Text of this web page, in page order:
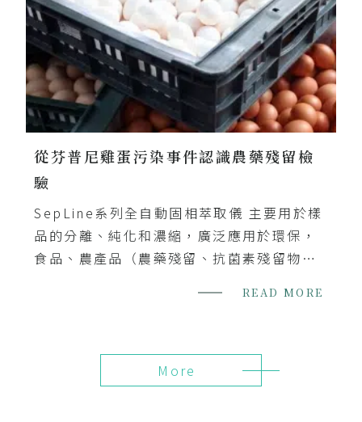
從芬普尼雞蛋污染事件認識農藥殘留檢
驗
SepLine系列全自動固相萃取儀 主要用於樣
品的分離、純化和濃縮，廣泛應用於環保，
食品、農產品（農藥殘留、抗菌素殘留物、
尿樣、組織等藥物代謝研究的樣品前處
氣乾燥、洗脫等操作，處理樣品量大，自動
READ MORE
More